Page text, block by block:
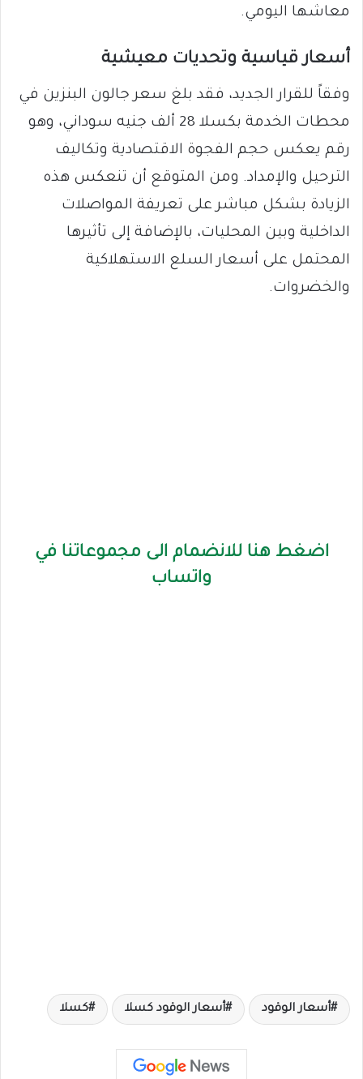
معاشها اليومي.
أسعار قياسية وتحديات معيشية
وفقاً للقرار الجديد، فقد بلغ سعر جالون البنزين في
محطات الخدمة بكسلا 28 ألف جنيه سوداني، وهو
رقم يعكس حجم الفجوة الاقتصادية وتكاليف
الترحيل والإمداد. ومن المتوقع أن تنعكس هذه
الزيادة بشكل مباشر على تعريفة المواصلات
الداخلية وبين المحليات، بالإضافة إلى تأثيرها
المحتمل على أسعار السلع الاستهلاكية
والخضروات.
اضغط هنا للانضمام الى مجموعاتنا في
واتساب
أسعار الوقود أسعار الوقود كسلا كسلا